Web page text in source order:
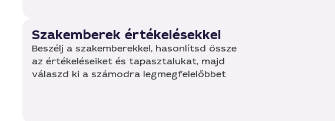
Szakemberek értékelésekkel
Beszélj a szakemberekkel, hasonlítsd össze
az értékeléseiket és tapasztalukat, majd
válaszd ki a számodra legmegfelelőbbet